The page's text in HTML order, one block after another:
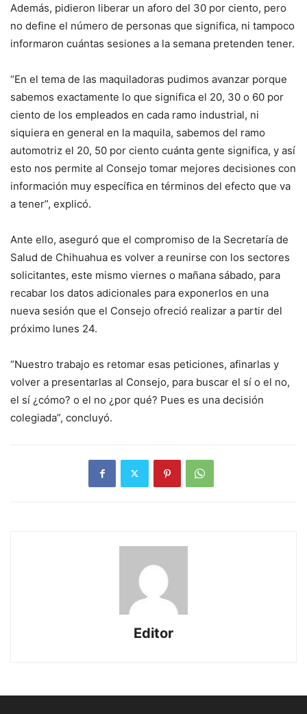
Además, pidieron liberar un aforo del 30 por ciento, pero
no define el número de personas que significa, ni tampoco
informaron cuántas sesiones a la semana pretenden tener.
“En el tema de las maquiladoras pudimos avanzar porque
sabemos exactamente lo que significa el 20, 30 o 60 por
ciento de los empleados en cada ramo industrial, ni
siquiera en general en la maquila, sabemos del ramo
automotriz el 20, 50 por ciento cuánta gente significa, y así
esto nos permite al Consejo tomar mejores decisiones con
información muy específica en términos del efecto que va
a tener”, explicó.
Ante ello, aseguró que el compromiso de la Secretaría de
Salud de Chihuahua es volver a reunirse con los sectores
solicitantes, este mismo viernes o mañana sábado, para
recabar los datos adicionales para exponerlos en una
nueva sesión que el Consejo ofreció realizar a partir del
próximo lunes 24.
“Nuestro trabajo es retomar esas peticiones, afinarlas y
volver a presentarlas al Consejo, para buscar el sí o el no,
el sí ¿cómo? o el no ¿por qué? Pues es una decisión
colegiada”, concluyó.
Editor